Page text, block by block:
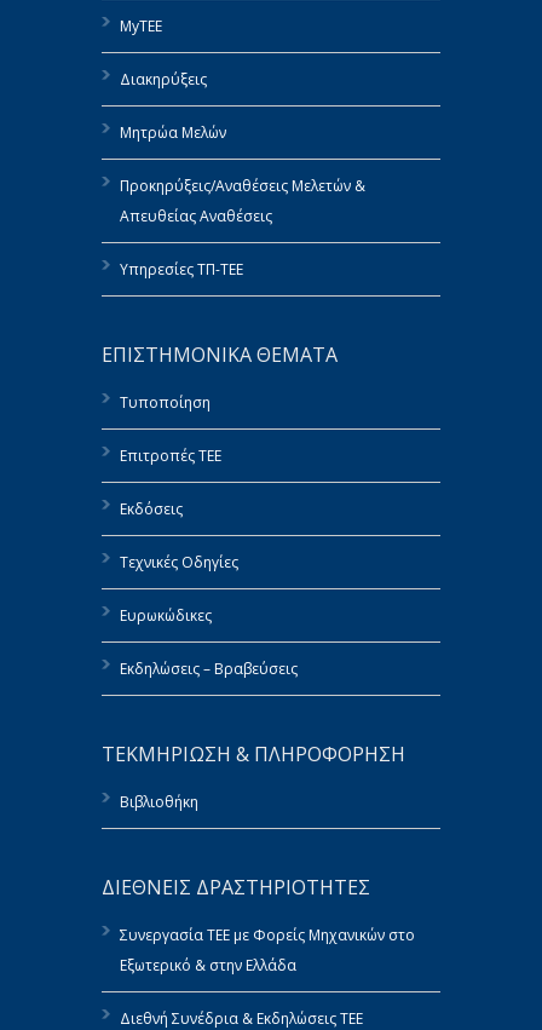
MyTEE
Διακηρύξεις
Μητρώα Μελών
Προκηρύξεις/Αναθέσεις Μελετών &
Απευθείας Αναθέσεις
Υπηρεσίες ΤΠ-ΤΕΕ
ΕΠΙΣΤΗΜΟΝΙΚΑ ΘΕΜΑΤΑ
Τυποποίηση
Επιτροπές ΤΕΕ
Εκδόσεις
Τεχνικές Οδηγίες
Ευρωκώδικες
Εκδηλώσεις – Βραβεύσεις
ΤΕΚΜΗΡΙΩΣΗ & ΠΛΗΡΟΦΟΡΗΣΗ
Βιβλιοθήκη
ΔΙΕΘΝΕΙΣ ΔΡΑΣΤΗΡΙΟΤΗΤΕΣ
Συνεργασία ΤΕΕ με Φορείς Μηχανικών στο
Εξωτερικό & στην Ελλάδα
Διεθνή Συνέδρια & Εκδηλώσεις ΤΕΕ